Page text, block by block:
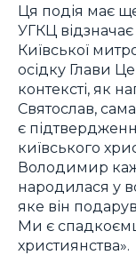
Ця подія має
УГКЦ
Київської
осідку Глави
контексті, як
Святослав,
є
київського
Володимир
народилася у
яке він
Ми є
християнства».